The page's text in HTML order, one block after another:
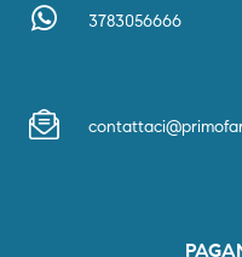
3783056666